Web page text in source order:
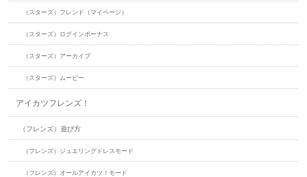
（スターズ）フレンド（マイページ）
（スターズ）ログインボーナス
（スターズ）アーカイブ
（スターズ）ムービー
アイカツフレンズ！
（フレンズ）遊び方
（フレンズ）ジュエリングドレスモード
（フレンズ）オールアイカツ！モード